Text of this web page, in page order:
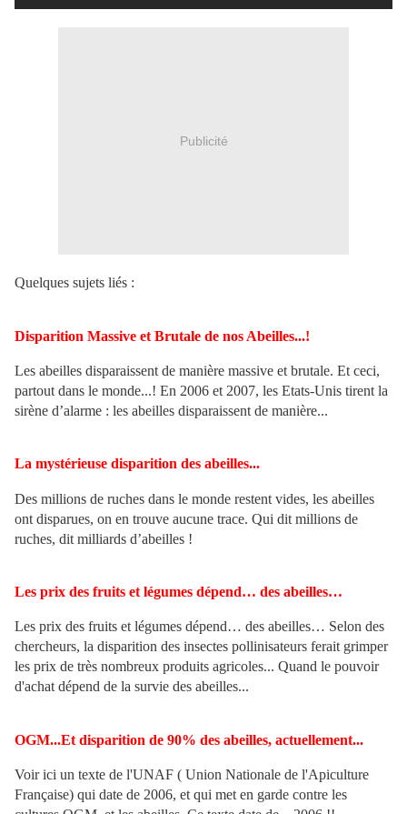
Publicité
Quelques sujets liés :
Disparition Massive et Brutale de nos Abeilles...!
Les abeilles disparaissent de manière massive et brutale. Et ceci,
partout dans le monde...! En 2006 et 2007, les Etats-Unis tirent la
sirène d’alarme : les abeilles disparaissent de manière...
La mystérieuse disparition des abeilles...
Des millions de ruches dans le monde restent vides, les abeilles
ont disparues, on en trouve aucune trace. Qui dit millions de
ruches, dit milliards d’abeilles !
Les prix des fruits et légumes dépend… des abeilles…
Les prix des fruits et légumes dépend… des abeilles… Selon des
chercheurs, la disparition des insectes pollinisateurs ferait grimper
les prix de très nombreux produits agricoles... Quand le pouvoir
d'achat dépend de la survie des abeilles...
OGM...Et disparition de 90% des abeilles, actuellement...
Voir ici un texte de l'UNAF ( Union Nationale de l'Apiculture
Française) qui date de 2006, et qui met en garde contre les